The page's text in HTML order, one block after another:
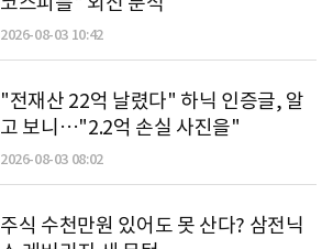
2026-08-03 10:42
"전재산 22억 날렸다" 하닉 인증글, 알
고 보니…"2.2억 손실 사진을"
2026-08-03 08:02
주식 수천만원 있어도 못 산다? 삼전닉